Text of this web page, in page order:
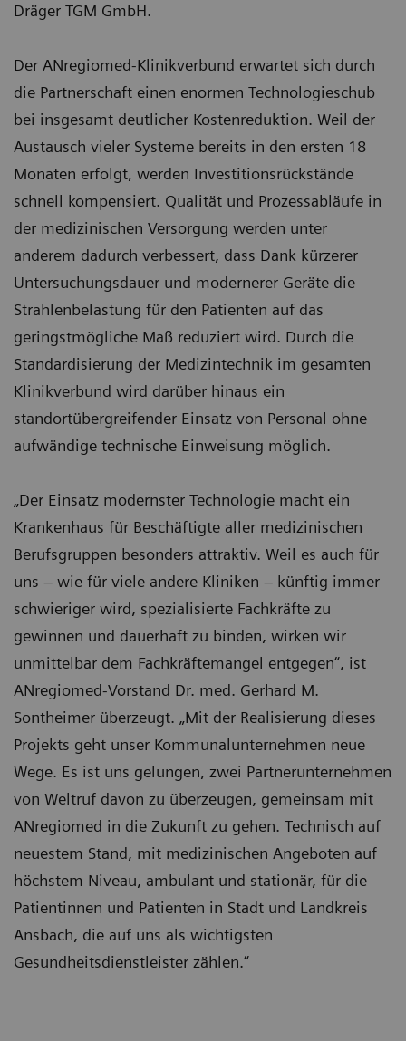
Dräger TGM GmbH.
Der ANregiomed-Klinikverbund erwartet sich durch
die Partnerschaft einen enormen Technologieschub
bei insgesamt deutlicher Kostenreduktion. Weil der
Austausch vieler Systeme bereits in den ersten 18
Monaten erfolgt, werden Investitionsrückstände
schnell kompensiert. Qualität und Prozessabläufe in
der medizinischen Versorgung werden unter
anderem dadurch verbessert, dass Dank kürzerer
Untersuchungsdauer und modernerer Geräte die
Strahlenbelastung für den Patienten auf das
geringstmögliche Maß reduziert wird. Durch die
Standardisierung der Medizintechnik im gesamten
Klinikverbund wird darüber hinaus ein
standortübergreifender Einsatz von Personal ohne
aufwändige technische Einweisung möglich.
„Der Einsatz modernster Technologie macht ein
Krankenhaus für Beschäftigte aller medizinischen
Berufsgruppen besonders attraktiv. Weil es auch für
uns – wie für viele andere Kliniken – künftig immer
schwieriger wird, spezialisierte Fachkräfte zu
gewinnen und dauerhaft zu binden, wirken wir
unmittelbar dem Fachkräftemangel entgegen“, ist
ANregiomed-Vorstand Dr. med. Gerhard M.
Sontheimer überzeugt. „Mit der Realisierung dieses
Projekts geht unser Kommunalunternehmen neue
Wege. Es ist uns gelungen, zwei Partnerunternehmen
von Weltruf davon zu überzeugen, gemeinsam mit
ANregiomed in die Zukunft zu gehen. Technisch auf
neuestem Stand, mit medizinischen Angeboten auf
höchstem Niveau, ambulant und stationär, für die
Patientinnen und Patienten in Stadt und Landkreis
Ansbach, die auf uns als wichtigsten
Gesundheitsdienstleister zählen.“